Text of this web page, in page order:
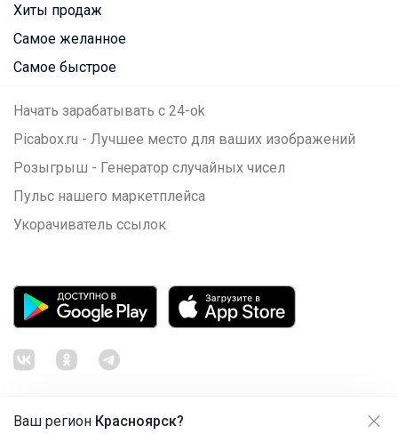
Ваш регион Красноярск?
Хиты продаж
Самое желанное
Самое быстрое
Начать зарабатывать с 24-ok
Picabox.ru - Лучшее место для ваших изображений
Розыгрыш - Генератор случайных чисел
Пульс нашего маркетплейса
Укорачиватель ссылок
Продолжая использовать этот сайт и нажимая кнопку